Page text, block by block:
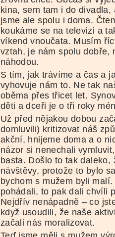
kina, sem tam i do
jsme ale spolu i doma.
koukáme se na televizi a
víkend vnoučata. Musím
vztah, je nám spolu dobře,
náhodou.
S tím, jak trávíme a čas a
vyhovuje nám to. Ne tak
oběma přes třicet let.
děti a dceři je o tři roky
Už před nějakou dobou
domluvili) kritizovat náš
akční, hnijeme doma a o
názor si nenechali
basta. Došlo to tak
návštěvy, protože to bylo
bychom s mužem byli
pohádali, to pak dali chvíli
Nejdřív nenápadně – co
když usoudili, že naše
začali nás moralizovat.